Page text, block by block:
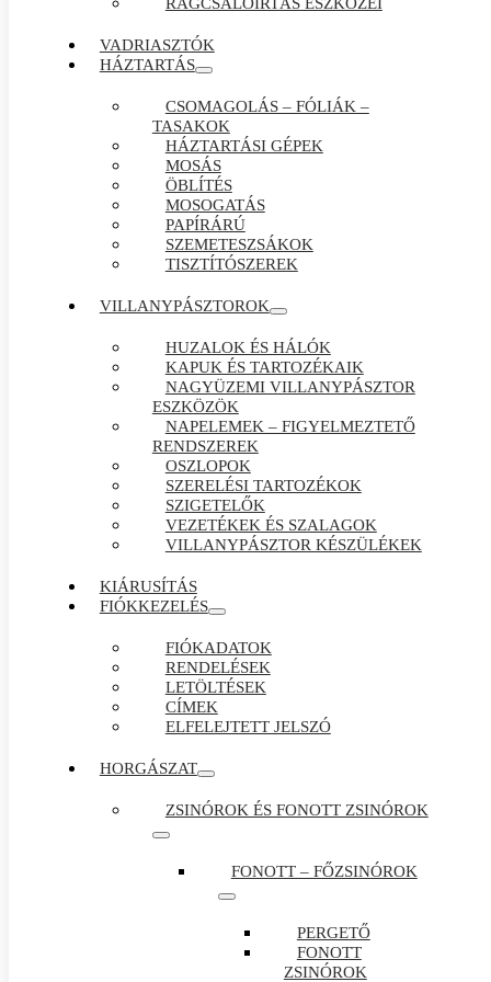
VADRIASZTÓK
HÁZTARTÁS
CSOMAGOLÁS – FÓLIÁK –
TASAKOK
HÁZTARTÁSI GÉPEK
MOSÁS
ÖBLÍTÉS
MOSOGATÁS
PAPÍRÁRÚ
SZEMETESZSÁKOK
TISZTÍTÓSZEREK
VILLANYPÁSZTOROK
HUZALOK ÉS HÁLÓK
KAPUK ÉS TARTOZÉKAIK
NAGYÜZEMI VILLANYPÁSZTOR
ESZKÖZÖK
NAPELEMEK – FIGYELMEZTETŐ
RENDSZEREK
OSZLOPOK
SZERELÉSI TARTOZÉKOK
SZIGETELŐK
VEZETÉKEK ÉS SZALAGOK
VILLANYPÁSZTOR KÉSZÜLÉKEK
KIÁRUSÍTÁS
FIÓKKEZELÉS
FIÓKADATOK
RENDELÉSEK
LETÖLTÉSEK
CÍMEK
ELFELEJTETT JELSZÓ
HORGÁSZAT
ZSINÓROK ÉS FONOTT ZSINÓROK
FONOTT – FŐZSINÓROK
PERGETŐ
FONOTT
ZSINÓROK